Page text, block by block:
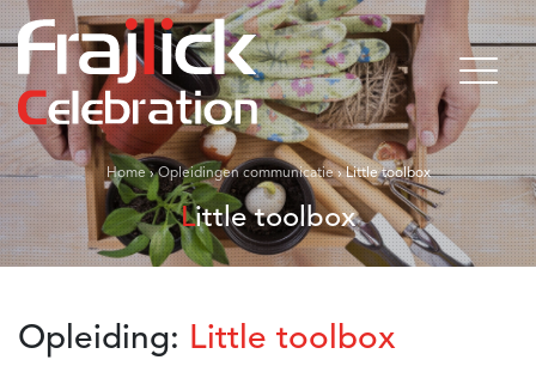
Home›Opleidingen communicatie›Little toolbox
Little toolbox
Opleiding: Little toolbox